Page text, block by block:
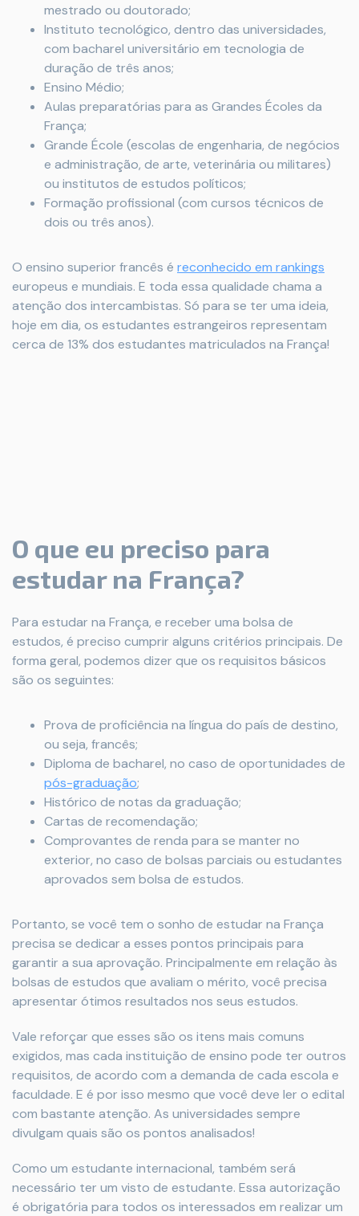
mestrado ou doutorado;
Instituto tecnológico, dentro das universidades,
com bacharel universitário em tecnologia de
duração de três anos;
Ensino Médio;
Aulas preparatórias para as Grandes Écoles da
França;
Grande École (escolas de engenharia, de negócios
e administração, de arte, veterinária ou militares)
ou institutos de estudos políticos;
Formação profissional (com cursos técnicos de
dois ou três anos).
O ensino superior francês é reconhecido em rankings
europeus e mundiais. E toda essa qualidade chama a
atenção dos intercambistas. Só para se ter uma ideia,
hoje em dia, os estudantes estrangeiros representam
cerca de 13% dos estudantes matriculados na França!
O que eu preciso para
estudar na França?
Para estudar na França, e receber uma bolsa de
estudos, é preciso cumprir alguns critérios principais. De
forma geral, podemos dizer que os requisitos básicos
são os seguintes:
Prova de proficiência na língua do país de destino,
ou seja, francês;
Diploma de bacharel, no caso de oportunidades de
pós-graduação;
Histórico de notas da graduação;
Cartas de recomendação;
Comprovantes de renda para se manter no
exterior, no caso de bolsas parciais ou estudantes
aprovados sem bolsa de estudos.
Portanto, se você tem o sonho de estudar na França
precisa se dedicar a esses pontos principais para
garantir a sua aprovação. Principalmente em relação às
bolsas de estudos que avaliam o mérito, você precisa
apresentar ótimos resultados nos seus estudos.
Vale reforçar que esses são os itens mais comuns
exigidos, mas cada instituição de ensino pode ter outros
requisitos, de acordo com a demanda de cada escola e
faculdade. E é por isso mesmo que você deve ler o edital
com bastante atenção. As universidades sempre
divulgam quais são os pontos analisados!
Como um estudante internacional, também será
necessário ter um visto de estudante. Essa autorização
é obrigatória para todos os interessados em realizar um